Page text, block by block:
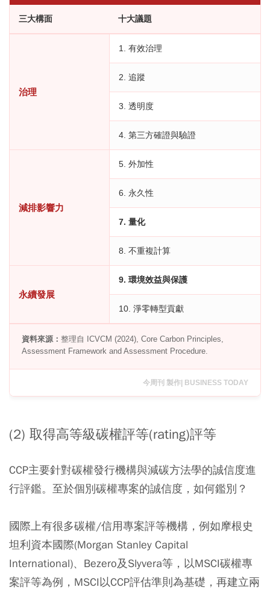
三大構面 十大議題
治理
1. 有效治理
2. 追蹤
3. 透明度
4. 第三方確證與驗證
減排影響力
5. 外加性
6. 永久性
7. 量化
8. 不重複計算
永續發展
9. 環境效益與保護
10. 淨零轉型貢獻
資料來源： 整理自 ICVCM (2024), Core Carbon Principles,
Assessment Framework and Assessment Procedure.
今周刊 製作| BUSINESS TODAY
(2) 取得高等級碳權評等(rating)評等
CCP主要針對碳權發行機構與減碳方法學的誠信度進
行評鑑。至於個別碳權專案的誠信度，如何鑑別？
國際上有很多碳權/信用專案評等機構，例如摩根史
坦利資本國際(Morgan Stanley Capital
International)、Bezero及Slyvera等，以MSCI碳權專
案評等為例，MSCI以CCP評估準則為基礎，再建立兩